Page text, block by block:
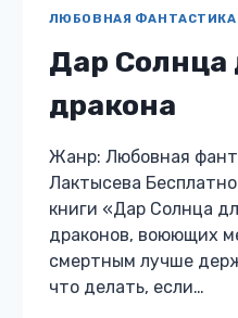
ЛЮБОВНАЯ ФАНТАСТИКА
Дар Солнца
дракона
Жанр: Любовная
Лактысева
книги «Дар Солнца
драконов, воюющих
смертным лучше
что делать, если…